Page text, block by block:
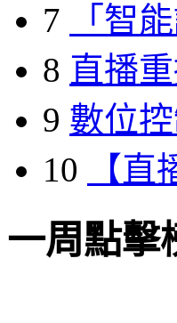
7
「智
8 直播
9 數位
10
【
一周點擊